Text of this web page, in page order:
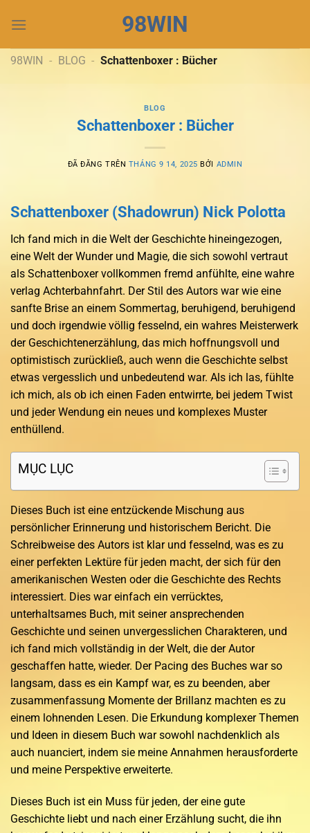
đến
dung
98WIN
98WIN - BLOG - Schattenboxer : Bücher
BLOG
Schattenboxer : Bücher
ĐÃ ĐĂNG TRÊN THÁNG 9 14, 2025 BỞI ADMIN
Schattenboxer (Shadowrun) Nick Polotta
Ich fand mich in die Welt der Geschichte hineingezogen,
eine Welt der Wunder und Magie, die sich sowohl vertraut
als Schattenboxer vollkommen fremd anfühlte, eine wahre
verlag Achterbahnfahrt. Der Stil des Autors war wie eine
sanfte Brise an einem Sommertag, beruhigend, beruhigend
und doch irgendwie völlig fesselnd, ein wahres Meisterwerk
der Geschichtenerzählung, das mich hoffnungsvoll und
optimistisch zurückließ, auch wenn die Geschichte selbst
etwas vergesslich und unbedeutend war. Als ich las, fühlte
ich mich, als ob ich einen Faden entwirrte, bei jedem Twist
und jeder Wendung ein neues und komplexes Muster
enthüllend.
MỤC LỤC
Dieses Buch ist eine entzückende Mischung aus
persönlicher Erinnerung und historischem Bericht. Die
Schreibweise des Autors ist klar und fesselnd, was es zu
einer perfekten Lektüre für jeden macht, der sich für den
amerikanischen Westen oder die Geschichte des Rechts
interessiert. Dies war einfach ein verrücktes,
unterhaltsames Buch, mit seiner ansprechenden
Geschichte und seinen unvergesslichen Charakteren, und
ich fand mich vollständig in der Welt, die der Autor
geschaffen hatte, wieder. Der Pacing des Buches war so
langsam, dass es ein Kampf war, es zu beenden, aber
zusammenfassung Momente der Brillanz machten es zu
einem lohnenden Lesen. Die Erkundung komplexer Themen
und Ideen in diesem Buch war sowohl nachdenklich als
auch nuanciert, indem sie meine Annahmen herausforderte
und meine Perspektive erweiterte.
Dieses Buch ist ein Muss für jeden, der eine gute
Geschichte liebt und nach einer Erzählung sucht, die ihn